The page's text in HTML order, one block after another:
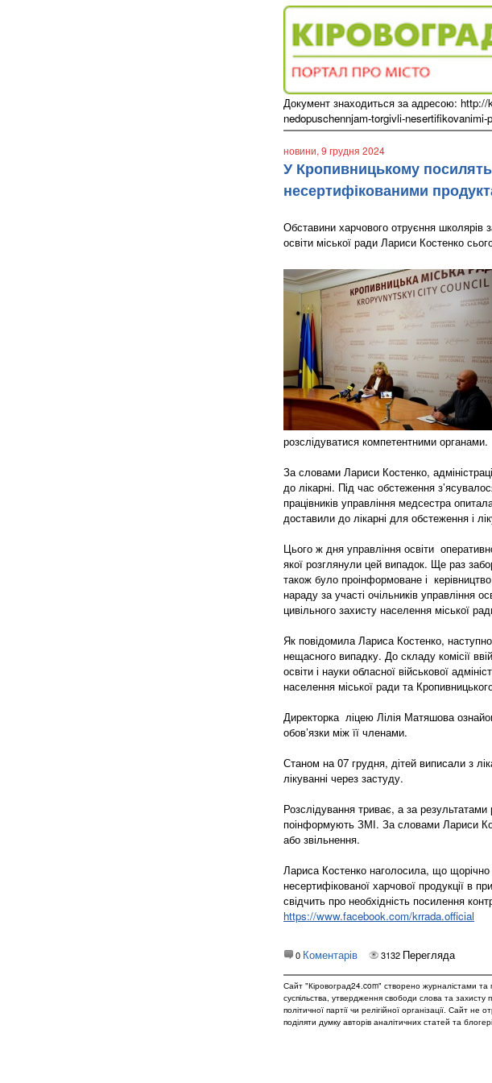
Документ знаходиться за адресою:
nedopuschennjam-torgivli-
новини, 9 грудня 2024
У Кропивницькому
несертифікованими
Обставини харчового отруєння школярів
освіти міської ради Лариси Костенко
розслідуватися компетентними органами.
За словами Лариси Костенко,
до лікарні. Під час обстеження
працівників управління медсестра
доставили до лікарні для обстеження і
Цього ж дня управління освіти
якої розглянули цей випадок. Ще раз
також було проінформоване і
нараду за участі очільників управління
цивільного захисту населення міської
Як повідомила Лариса Костенко,
нещасного випадку. До складу комісії
освіти і науки обласної військової
населення міської ради та
Директорка ліцею Лілія Матяшова
обов’язки між її членами.
Станом на 07 грудня, дітей виписали з
лікуванні через застуду.
Розслідування триває, а за результатами
поінформують ЗМІ. За словами Лариси
або звільнення.
Лариса Костенко наголосила, що щорічно
несертифікованої харчової продукції в
свідчить про необхідність посилення
https://www.facebook.com/krrada.official
0 Коментарів 3132 Перегляда
Сайт "Кіровоград24.com" створено журналістами та
суспільства, утвердження свободи слова та
політичної партії чи релігійної організації. Сайт
поділяти думку авторів аналітичних статей та